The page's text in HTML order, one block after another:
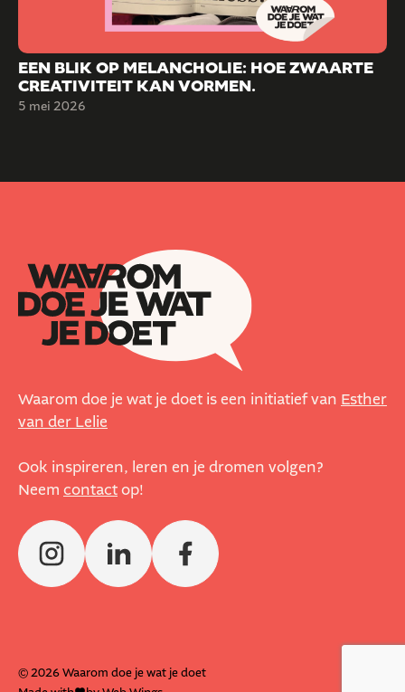
EEN BLIK OP MELANCHOLIE: HOE ZWAARTE
CREATIVITEIT KAN VORMEN.
5 mei 2026
Waarom doe je wat je doet is een initiatief van Esther
van der Lelie
Ook inspireren, leren en je dromen volgen?
Neem contactop!
© 2026 Waarom doe je wat je doet